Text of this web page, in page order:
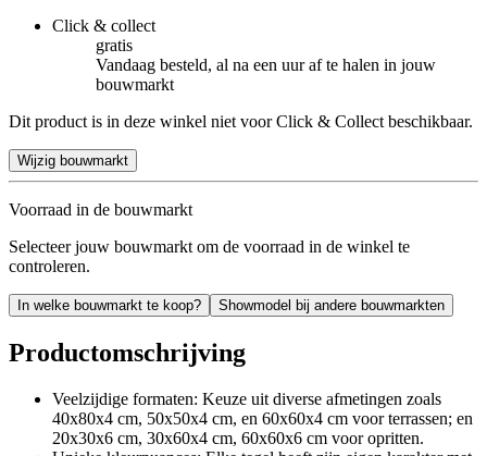
Click & collect
gratis
Vandaag besteld, al na een uur af te halen in jouw
bouwmarkt
Dit product is in deze winkel niet voor Click & Collect beschikbaar.
Wijzig bouwmarkt
Voorraad in de bouwmarkt
Selecteer jouw bouwmarkt om de voorraad in de winkel te
controleren.
In welke bouwmarkt te koop? Showmodel bij andere bouwmarkten
Productomschrijving
Veelzijdige formaten: Keuze uit diverse afmetingen zoals
40x80x4 cm, 50x50x4 cm, en 60x60x4 cm voor terrassen; en
20x30x6 cm, 30x60x4 cm, 60x60x6 cm voor opritten.